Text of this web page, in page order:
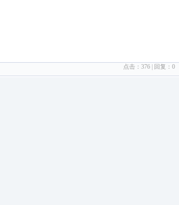
点击： 376 | 回复： 0